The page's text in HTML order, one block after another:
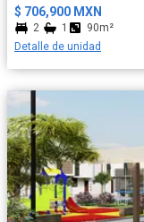
$ 706,900 MXN
2 1
90m²
Detalle de unidad